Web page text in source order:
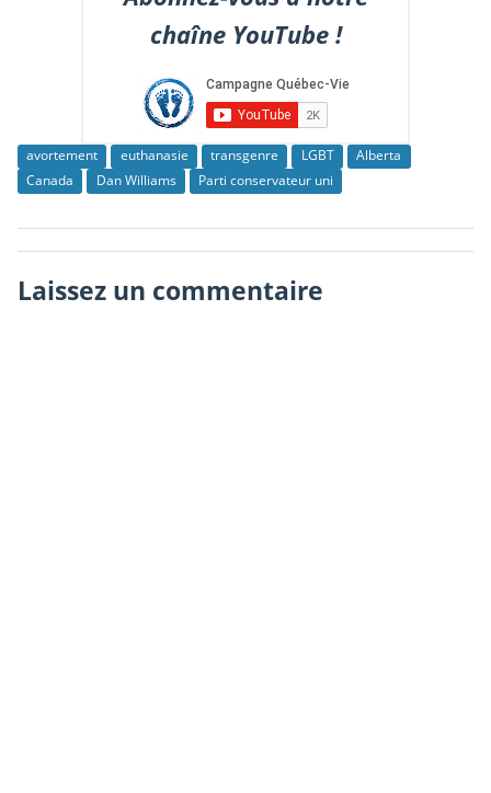
chaîne YouTube !
avortement euthanasie transgenre LGBT
Alberta
Canada
Dan Williams Parti conservateur uni
Laissez un commentaire